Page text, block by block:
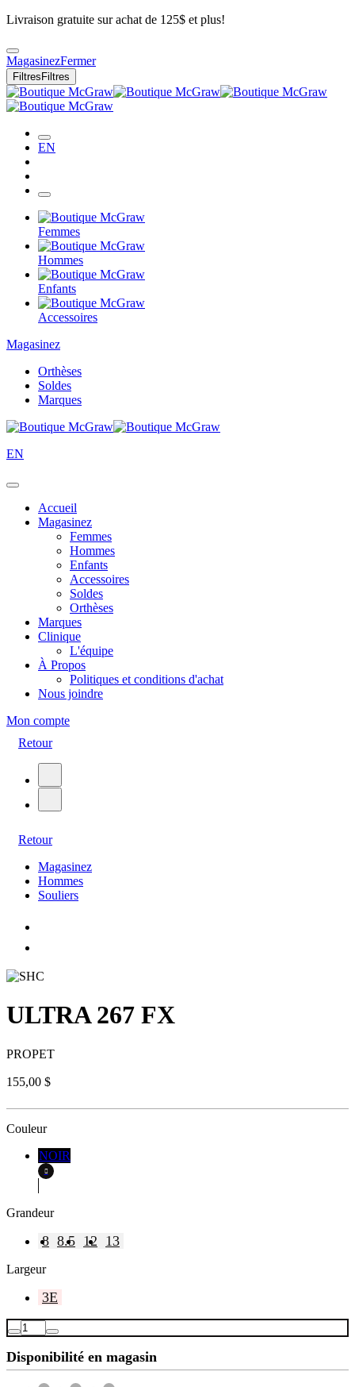
Livraison gratuite sur achat de 125$ et plus!
MagasinezFermer
Filtres Filtres
EN
Femmes
Hommes
Enfants
Accessoires
Magasinez
Orthèses
Soldes
Marques
EN
Accueil
Magasinez
Femmes
Hommes
Enfants
Accessoires
Soldes
Orthèses
Marques
Clinique
L'équipe
À Propos
Politiques et conditions d'achat
Nous joindre
Mon compte
Retour
Retour
Magasinez
Hommes
Souliers
ULTRA 267 FX
PROPET
155,00 $
Couleur
NOIR
Grandeur
8 8.5 12 13
Largeur
3E
Disponibilité en magasin